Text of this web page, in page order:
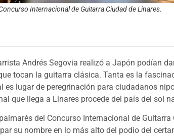
Internacional de Guitarra Ciudad de Linares.
Andrés Segovia realizó a Japón podían
tocan la guitarra clásica. Tanta es la
lugar de peregrinación para ciudadanos
que llega a Linares procede del país del sol
del Concurso Internacional de Guitarra
su nombre en lo más alto del podio del